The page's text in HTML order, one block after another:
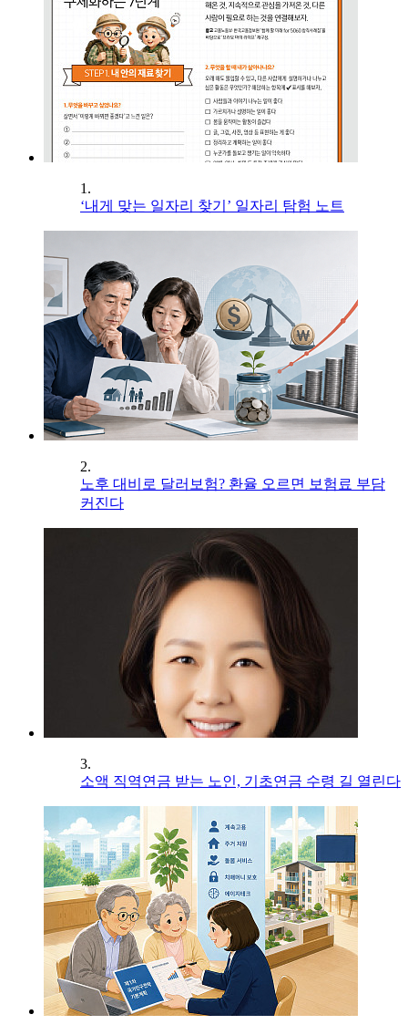
1.
‘내게 맞는 일자리 찾기’ 일자리 탐험 노트
2.
노후 대비로 달러보험? 환율 오르면 보험료 부담
커진다
3.
소액 직역연금 받는 노인, 기초연금 수령 길 열린다